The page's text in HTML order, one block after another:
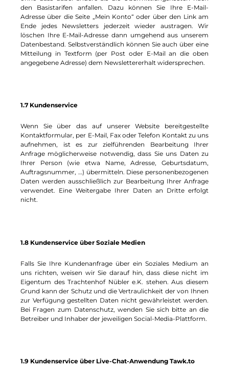
den Basistarifen anfallen. Dazu können Sie Ihre E-Mail-
Adresse über die Seite „Mein Konto“ oder über den Link am
Ende jedes Newsletters jederzeit wieder austragen. Wir
löschen Ihre E-Mail-Adresse dann umgehend aus unserem
Datenbestand. Selbstverständlich können Sie auch über eine
Mitteilung in Textform (per Post oder E-Mail an die oben
angegebene Adresse) dem Newslettererhalt widersprechen.
1.7 Kundenservice
Wenn Sie über das auf unserer Website bereitgestellte
Kontaktformular, per E-Mail, Fax oder Telefon Kontakt zu uns
aufnehmen, ist es zur zielführenden Bearbeitung Ihrer
Anfrage möglicherweise notwendig, dass Sie uns Daten zu
Ihrer Person (wie etwa Name, Adresse, Geburtsdatum,
Auftragsnummer, …) übermitteln. Diese personenbezogenen
Daten werden ausschließlich zur Bearbeitung Ihrer Anfrage
verwendet. Eine Weitergabe Ihrer Daten an Dritte erfolgt
nicht.
1.8 Kundenservice über Soziale Medien
Falls Sie Ihre Kundenanfrage über ein Soziales Medium an
uns richten, weisen wir Sie darauf hin, dass diese nicht im
Eigentum des Trachtenhof Nübler e.K. stehen. Aus diesem
Grund kann der Schutz und die Vertraulichkeit der von Ihnen
zur Verfügung gestellten Daten nicht gewährleistet werden.
Bei Fragen zum Datenschutz, wenden Sie sich bitte an die
Betreiber und Inhaber der jeweiligen Social-Media-Plattform.
1.9 Kundenservice über Live-Chat-Anwendung Tawk.to